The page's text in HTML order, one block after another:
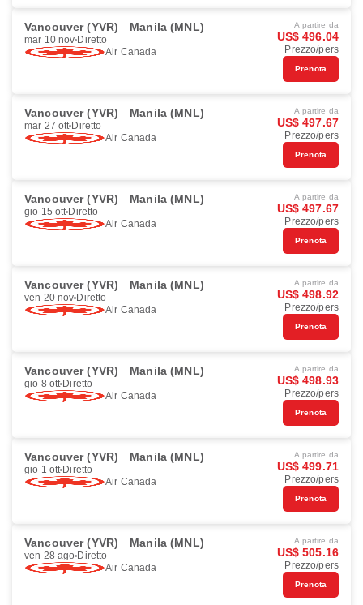
Vancouver (YVR) Manila (MNL)
mar 10 nov Diretto
Air Canada
A partire da
US$ 496.04
Prezzo/pers
Prenota
Vancouver (YVR) Manila (MNL)
mar 27 ott Diretto
Air Canada
A partire da
US$ 497.67
Prezzo/pers
Prenota
Vancouver (YVR) Manila (MNL)
gio 15 ott Diretto
Air Canada
A partire da
US$ 497.67
Prezzo/pers
Prenota
Vancouver (YVR) Manila (MNL)
ven 20 nov Diretto
Air Canada
A partire da
US$ 498.92
Prezzo/pers
Prenota
Vancouver (YVR) Manila (MNL)
gio 8 ott Diretto
Air Canada
A partire da
US$ 498.93
Prezzo/pers
Prenota
Vancouver (YVR) Manila (MNL)
gio 1 ott Diretto
Air Canada
A partire da
US$ 499.71
Prezzo/pers
Prenota
Vancouver (YVR) Manila (MNL)
ven 28 ago Diretto
Air Canada
A partire da
US$ 505.16
Prezzo/pers
Prenota